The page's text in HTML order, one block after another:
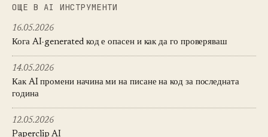
ОЩЕ В AI ИНСТРУМЕНТИ
16.05.2026
Кога AI-generated код е опасен и как да го проверяваш
14.05.2026
Как AI промени начина ми на писане на код за последната
година
12.05.2026
Paperclip AI